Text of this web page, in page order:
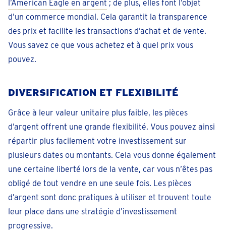
l’American Eagle en argent ; de plus, elles font l’objet
d’un commerce mondial. Cela garantit la transparence
des prix et facilite les transactions d’achat et de vente.
Vous savez ce que vous achetez et à quel prix vous
pouvez.
DIVERSIFICATION ET FLEXIBILITÉ
Grâce à leur valeur unitaire plus faible, les pièces
d’argent offrent une grande flexibilité. Vous pouvez ainsi
répartir plus facilement votre investissement sur
plusieurs dates ou montants. Cela vous donne également
une certaine liberté lors de la vente, car vous n’êtes pas
obligé de tout vendre en une seule fois. Les pièces
d’argent sont donc pratiques à utiliser et trouvent toute
leur place dans une stratégie d’investissement
progressive.